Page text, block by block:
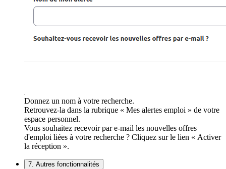
Donnez un nom à votre recherche.
Retrouvez-la dans la rubrique « Mes alertes emploi » de votre
espace personnel.
Vous souhaitez recevoir par e-mail les nouvelles offres
d'emploi liées à votre recherche ? Cliquez sur le lien « Activer
la réception ».
7. Autres fonctionnalités